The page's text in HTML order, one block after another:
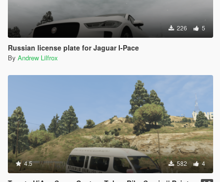
226 5
Russian license plate for Jaguar I-Pace
By Andrew Lilfrox
4.5 582 4